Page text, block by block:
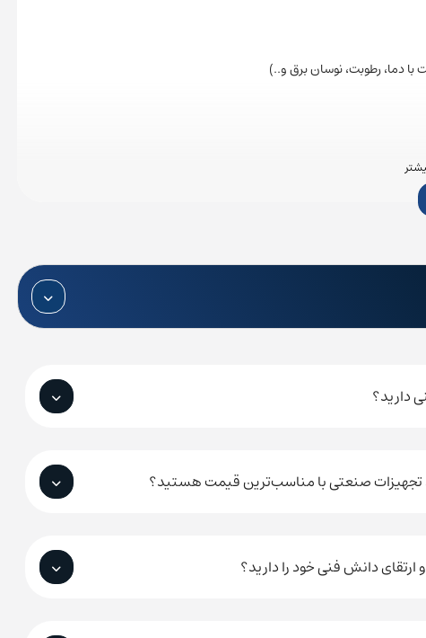
دما، رطوبت، نوسان برق و..)
17
دارید؟
تجهیزات صنعتی با مناسب‌ترین قیمت هستید؟
ارتقای دانش فنی خود را دارید؟